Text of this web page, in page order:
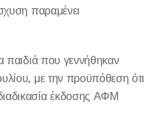
παραμένει
παιδιά που γεννήθηκαν
με την προϋπόθεση ότι
έκδοσης ΑΦΜ